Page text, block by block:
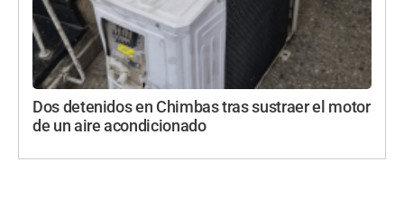
Dos detenidos en Chimbas tras sustraer el motor
de un aire acondicionado